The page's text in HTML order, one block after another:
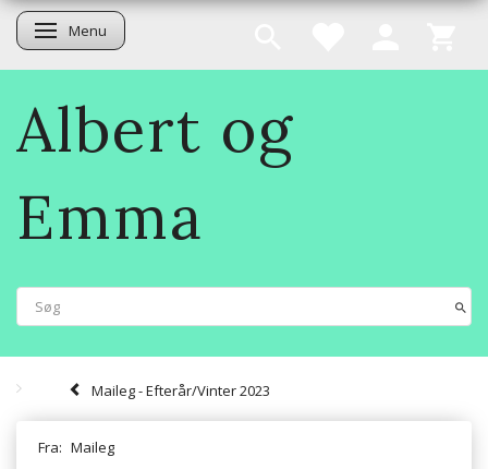
Skifte navigation
Menu
Albert og
Emma
Maileg - Efterår/Vinter 2023
Fra: Maileg